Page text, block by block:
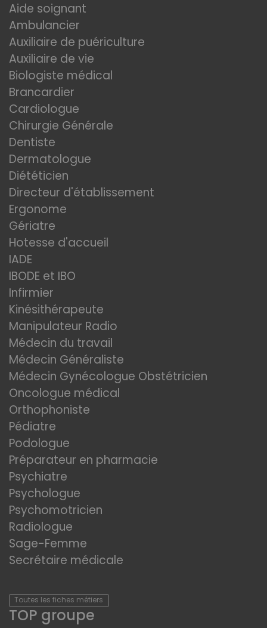
Aide soignant
Ambulancier
Auxiliaire de puériculture
Auxiliaire de vie
Biologiste médical
Brancardier
Cardiologue
Chirurgie Générale
Dentiste
Dermatologue
Diététicien
Directeur d'établissement
Ergonome
Gériatre
Hotesse d'accueil
IADE
IBODE et IBO
Infirmier
Kinésithérapeute
Manipulateur Radio
Médecin du travail
Médecin Généraliste
Médecin Gynécologue Obstétricien
Oncologue médical
Orthophoniste
Pédiatre
Podologue
Préparateur en pharmacie
Psychiatre
Psychologue
Psychomotricien
Radiologue
Sage-Femme
Secrétaire médicale
Toutes les fiches métiers
TOP groupe